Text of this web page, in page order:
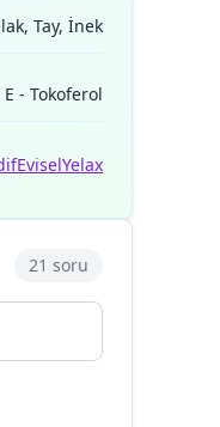
Tay, İnek
- Tokoferol
EviselYelax
21 soru